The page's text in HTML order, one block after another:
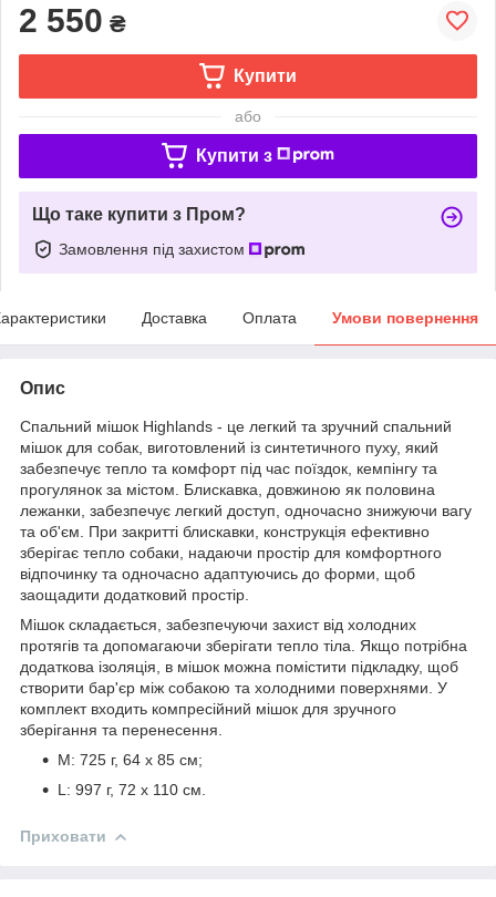
2 550 ₴
Купити
або
Купити з
Що таке купити з Пром?
Замовлення під захистом
Доставка Оплата Умови повернення
Опис
Спальний мішок Highlands - це легкий та зручний спальний
мішок для собак, виготовлений із синтетичного пуху, який
забезпечує тепло та комфорт під час поїздок, кемпінгу та
прогулянок за містом. Блискавка, довжиною як половина
лежанки, забезпечує легкий доступ, одночасно знижуючи вагу
та об'єм. При закритті блискавки, конструкція ефективно
зберігає тепло собаки, надаючи простір для комфортного
відпочинку та одночасно адаптуючись до форми, щоб
заощадити додатковий простір.
Мішок складається, забезпечуючи захист від холодних
протягів та допомагаючи зберігати тепло тіла. Якщо потрібна
додаткова ізоляція, в мішок можна помістити підкладку, щоб
створити бар'єр між собакою та холодними поверхнями. У
комплект входить компресійний мішок для зручного
зберігання та перенесення.
М: 725 г, 64 х 85 см;
L: 997 г, 72 x 110 см.
Приховати